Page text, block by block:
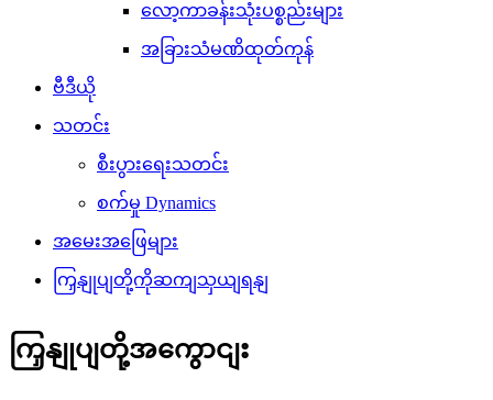
လော့ကာခန်းသုံးပစ္စည်းများ
အခြားသံမဏိထုတ်ကုန်
ဗီဒီယို
သတင်း
စီးပွားရေးသတင်း
စက်မှု Dynamics
အမေးအဖြေများ
ကြှနျုပျတို့ကိုဆကျသှယျရနျ
ကြှနျုပျတို့အကွောငျး